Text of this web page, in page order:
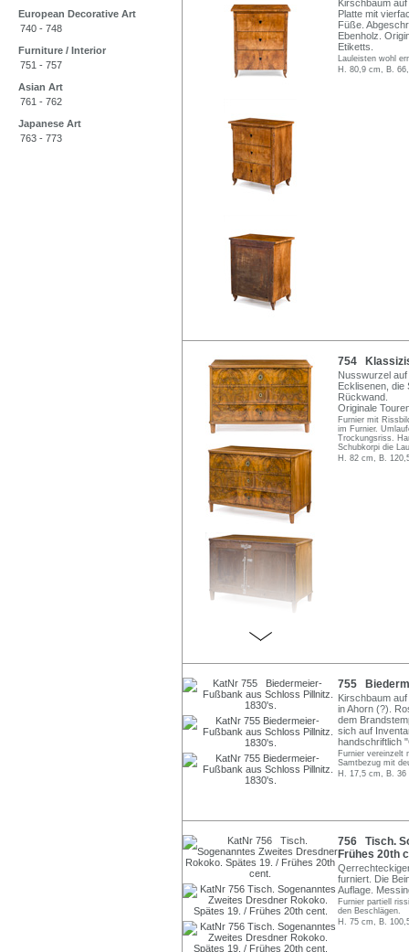
European Decorative Art
740 - 748
Furniture / Interior
751 - 757
Asian Art
761 - 762
Japanese Art
763 - 773
Kirschbaum
Platte mit
Füße.
Ebenholz.
Etiketts.
Lauleisten wohl
H. 80,9 cm, B.
754
Nusswurzel
Ecklisenen, die
Rückwand.
Originale
Furnier mit
im Furnier.
Trockungsriss.
Schubkorpi die
H. 82 cm, B.
755
Kirschbaum
in Ahorn (?).
dem
sich auf
handschriftlich
Furnier vereinzelt
Samtbezug mit
H. 17,5 cm, B.
756 Tisch.
Frühes 20th
furniert. Die
Auflage.
Furnier partiell
den Beschlägen.
H. 75 cm, B.